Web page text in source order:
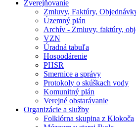
Zverejňovanie
Zmluvy, Faktúry,
Územný plán
Archív - Zmluvy, faktúry,
VZN
Úradná tabuľa
Hospodárenie
PHSR
Smernice a správy
Protokoly o skúškach vody
Komunitný plán
Verejné obstarávanie
Organizácie a služby
Folklórna skupina z Klokoča